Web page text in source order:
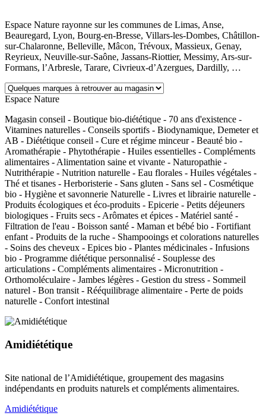
Espace Nature rayonne sur les communes de Limas, Anse,
Beauregard, Lyon, Bourg-en-Bresse, Villars-les-Dombes, Châtillon-
sur-Chalaronne, Belleville, Mâcon, Trévoux, Massieux, Genay,
Reyrieux, Neuville-sur-Saône, Jassans-Riottier, Messimy, Ars-sur-
Formans, l’Arbresle, Tarare, Civrieux-d’Azergues, Dardilly, …
Espace Nature
Magasin conseil - Boutique bio-diététique - 70 ans d'existence -
Vitamines naturelles - Conseils sportifs - Biodynamique, Demeter et
AB - Diététique conseil - Cure et régime minceur - Beauté bio -
Aromathérapie - Phytothérapie - Huiles essentielles - Compléments
alimentaires - Alimentation saine et vivante - Naturopathie -
Nutrithérapie - Nutrition naturelle - Eau florales - Huiles végétales -
Thé et tisanes - Herboristerie - Sans gluten - Sans sel - Cosmétique
bio - Hygiène et savonnerie Naturelle - Livres et librairie naturelle -
Produits écologiques et éco-produits - Epicerie - Petits déjeuners
biologiques - Fruits secs - Arômates et épices - Matériel santé -
Filtration de l'eau - Boisson santé - Maman et bébé bio - Fortifiant
enfant - Produits de la ruche - Shampooings et colorations naturelles
- Soins des cheveux - Epices bio - Plantes médicinales - Infusions
bio - Programme diététique personnalisé - Souplesse des
articulations - Compléments alimentaires - Micronutrition -
Orthomoléculaire - Jambes légères - Gestion du stress - Sommeil
naturel - Bon transit - Rééquilibrage alimentaire - Perte de poids
naturelle - Confort intestinal
Amidiététique
Site national de l’Amidiététique, groupement des magasins
indépendants en produits naturels et compléments alimentaires.
Amidiététique